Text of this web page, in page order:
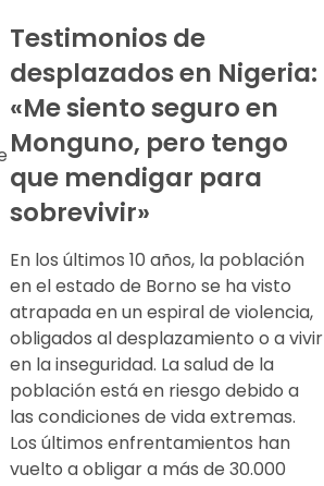
Testimonios de
desplazados en Nigeria:
«Me siento seguro en
Monguno, pero tengo
que mendigar para
sobrevivir»
En los últimos 10 años, la población
en el estado de Borno se ha visto
atrapada en un espiral de violencia,
obligados al desplazamiento o a vivir
en la inseguridad. La salud de la
población está en riesgo debido a
las condiciones de vida extremas.
Los últimos enfrentamientos han
vuelto a obligar a más de 30.000